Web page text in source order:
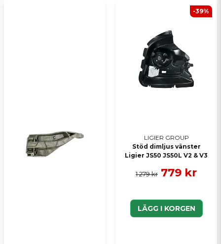
LIGIER GROUP
Stöd dimljus vänster
Ligier JS50 JS50L V2 & V3
1 279 kr 779 kr
LÄGG I KORGEN
-39%